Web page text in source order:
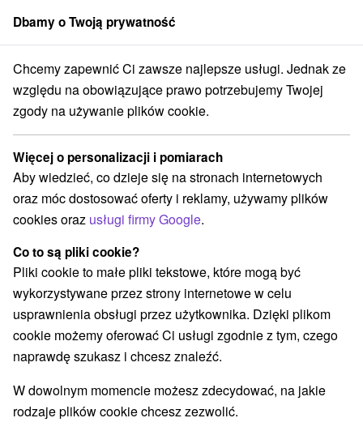
członek grupySorger
Západné Slovensko Trenčiansky kraj Bojnice GUMI LAND
GUMI LAND
Przejdź do
0905 327 279 info@atrakcie.net
Facebook
Opinii Google
Rybníčky
972 01 Bojnice
GPS:
N +48° 46' 33.95''
E +18° 35' 4.25''
Dbamy o Twoją prywatność
Chcemy zapewnić Ci zawsze najlepsze usługi. Jednak ze
względu na obowiązujące prawo potrzebujemy Twojej
zgody na używanie plików cookie.
Więcej o personalizacji i pomiarach
Aby wiedzieć, co dzieje się na stronach internetowych
oraz móc dostosować oferty i reklamy, używamy plików
cookies oraz usługi firmy Google.
Co to są pliki cookie?
Pliki cookie to małe pliki tekstowe, które mogą być
wykorzystywane przez strony internetowe w celu
usprawnienia obsługi przez użytkownika. Dzięki plikom
cookie możemy oferować Ci usługi zgodnie z tym, czego
naprawdę szukasz i chcesz znaleźć.
W dowolnym momencie możesz zdecydować, na jakie
rodzaje plików cookie chcesz zezwolić.